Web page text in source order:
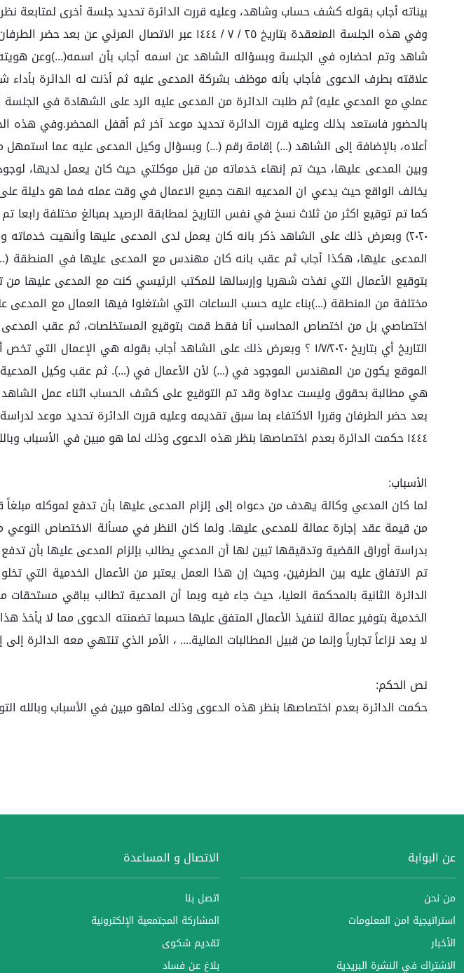
بيناته أجاب بقوله كشف حساب وشاهد، وعليه قررت الدائرة تحديد جلسة أخرى لمتابعة
وفي هذه الجلسة المنعقدة بتاريخ ٢٥ / ٧ / ١٤٤٤ عبر
شاهد وتم احضاره في الجلسة وبسؤاله الشاهد عن اسمه أجاب بأن اسمه(...)وعن
علاقته بطرف الدعوى فأجاب بأنه موظف بشركة المدعى عليه ثم أذنت له الدائرة
عملي مع المدعي عليه) ثم طلبت الدائرة من المدعى عليه الرد على الشهادة في
أعلاه، بالإضافة إلى الشاهد (...) إقامة رقم (...) وبسؤال وكيل المدعى عليه عما
وبين المدعى عليها، حيث تم إنهاء خدماته من قبل موكلتي حيث كان يعمل لديها،
يخالف الواقع حيث يدعي ان المدعيه انهت جميع الاعمال في وقت عمله فما هو دليلة
٢٠٢٠) وبعرض ذلك على الشاهد ذكر بانه كان يعمل لدى المدعى عليها وأنهيت
المدعى عليها، هكذا أجاب ثم عقب بانه كان مهندس مع المدعى عليها في المنطقة
مختلفة من المنطقة (...)بناء عليه حسب الساعات التي اشتغلوا فيها العمال مع المدعى
الموقع يكون من المهندس الموجود في (...) لأن الأعمال في (...). ثم عقب وكيل
١٤٤٤ حكمت الدائرة بعدم اختصاصها بنظر هذه الدعوى وذلك لما هو مبين في الأسباب وبالله التوفيق والسداد.
الأسباب:
لما كان المدعي وكالة يهدف من دعواه إلى إلزام المدعى عليها بأن تدفع لموكله
من قيمة عقد إجارة عمالة للمدعى عليها. ولما كان النظر في مسألة الاختصاص
بدراسة أوراق القضية وتدقيقها تبين لها أن المدعي يطالب بإلزام المدعى عليها بأن
الدائرة الثانية بالمحكمة العليا، حيث جاء فيه وبما أن المدعية تطالب بباقي
الخدمية بتوفير عمالة لتنفيذ الأعمال المتفق عليها حسبما تضمنته الدعوى مما لا يأخذ
لا يعد نزاعاً تجارياً وإنما من قبيل المطالبات المالية.... ، الأمر الذي تنتهي معه
نص الحكم:
حكمت الدائرة بعدم اختصاصها بنظر هذه الدعوى وذلك لماهو مبين في الأسباب وبالله
عن البوابة
من نحن
استراتيجية امن المعلومات
الأخبار
الاشتراك في النشرة البريدية
الاتصال و المساعدة
اتصل بنا
المشاركة المجتمعية الإلكترونية
تقديم شكوى
بلاغ عن فساد